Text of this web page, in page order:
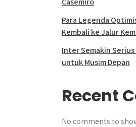
Para Legenda
Kembali ke Jalur
Inter Semakin
untuk Musim Depan
Recent
No comments to